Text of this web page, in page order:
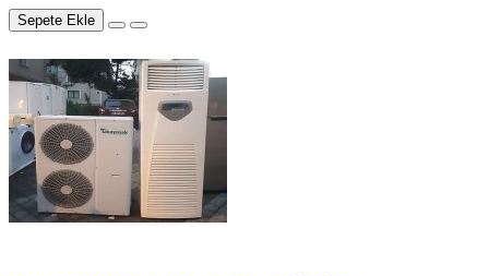
Sepete Ekle